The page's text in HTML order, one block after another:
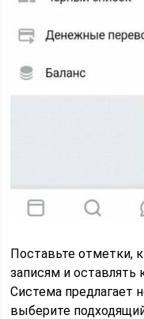
Поставьте отметки,
записям и
Система предлагает
выберите